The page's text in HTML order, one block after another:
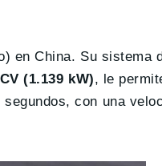
en China. Su sistema
(1.139 kW), le
con una